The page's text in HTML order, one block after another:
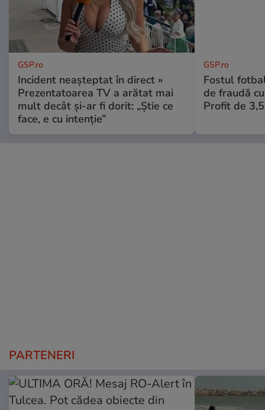
GSP.ro
Incident neașteptat în direct »
Prezentatoarea TV a arătat mai
mult decât și-ar fi dorit: „Știe ce
face, e cu intenție”
GSP.ro
Fostul
de fraudă
Profit de
PARTENERI